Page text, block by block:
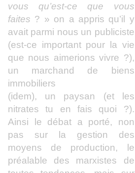
vous qu’est-ce que vous
faites ? » on a appris qu’il y
avait parmi nous un publiciste
(est-ce important pour la vie
que nous aimerions vivre ?),
un marchand de biens
immobiliers
(idem), un paysan (et les
nitrates tu en fais quoi ?).
Ainsi le débat a porté, non
pas sur la gestion des
moyens de production, le
préalable des marxistes de